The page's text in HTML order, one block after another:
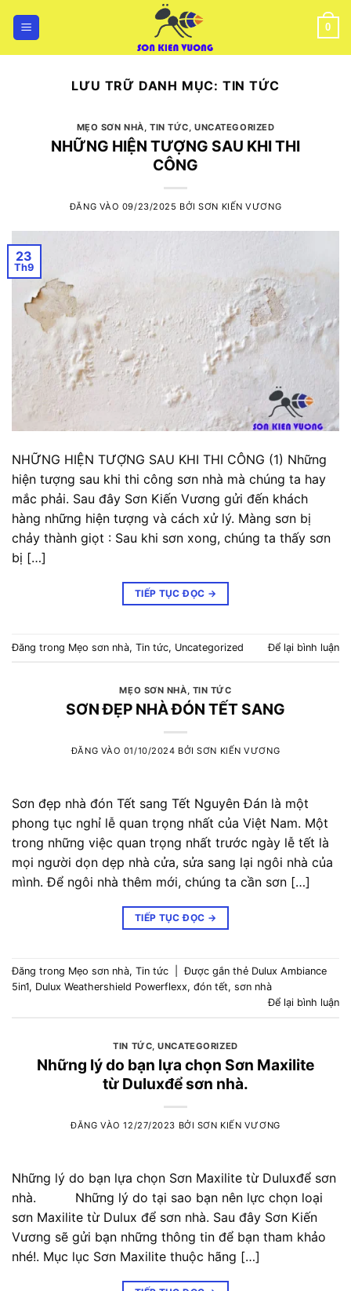
0
LƯU TRỮ DANH MỤC: TIN TỨC
MẸO SƠN NHÀ, TIN TỨC,UNCATEGORIZED
NHỮNG HIỆN TƯỢNG SAU KHI THI
CÔNG
ĐĂNG VÀO 09/23/2025 BỞISƠN KIẾN VƯƠNG
23
Th9
NHỮNG HIỆN TƯỢNG SAU KHI THI CÔNG (1) Những
hiện tượng sau khi thi công sơn nhà mà chúng ta hay
mắc phải. Sau đây Sơn Kiến Vương gửi đến khách
hàng những hiện tượng và cách xử lý. Màng sơn bị
chảy thành giọt : Sau khi sơn xong, chúng ta thấy sơn
bị […]
TIẾP TỤC ĐỌC →
Đăng trong Mẹo sơn nhà, Tin tức, Uncategorized Để lại bình luận
MẸO SƠN NHÀ, TIN TỨC
SƠN ĐẸP NHÀ ĐÓN TẾT SANG
ĐĂNG VÀO 01/10/2024 BỞISƠN KIẾN VƯƠNG
Sơn đẹp nhà đón Tết sang Tết Nguyên Đán là một
phong tục nghỉ lễ quan trọng nhất của Việt Nam. Một
trong những việc quan trọng nhất trước ngày lễ tết là
mọi người dọn dẹp nhà cửa, sửa sang lại ngôi nhà của
mình. Để ngôi nhà thêm mới, chúng ta cần sơn […]
TIẾP TỤC ĐỌC →
Đăng trong Mẹo sơn nhà, Tin tức Được gắn thẻ Dulux Ambiance
5in1, Dulux Weathershield Powerflexx, đón tết, sơn nhà
Để lại bình luận
TIN TỨC,UNCATEGORIZED
Những lý do bạn lựa chọn Sơn Maxilite
từ Duluxđể sơn nhà.
ĐĂNG VÀO12/27/2023 BỞI SƠN KIẾN VƯƠNG
Những lý do bạn lựa chọn Sơn Maxilite từ Duluxđể sơn
nhà. Những lý do tại sao bạn nên lực chọn loại
sơn Maxilite từ Dulux để sơn nhà. Sau đây Sơn Kiến
Vương sẽ gửi bạn những thông tin để bạn tham khảo
nhé!. Mục lục Sơn Maxilite thuộc hãng […]